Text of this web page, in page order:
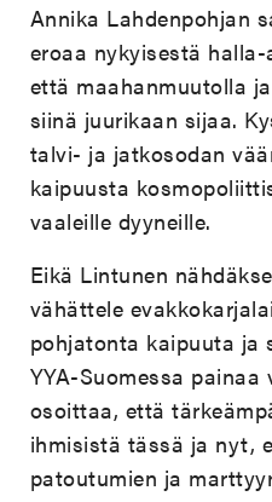
Annika Lahdenpohjan
eroaa nykyisestä
että maahanmuutolla
siinä juurikaan sijaa.
talvi- ja jatkosodan
kaipuusta
vaaleille dyyneille.
Eikä Lintunen
vähättele
pohjatonta kaipuuta
YYA-Suomessa
osoittaa, että
ihmisistä tässä ja nyt,
patoutumien ja